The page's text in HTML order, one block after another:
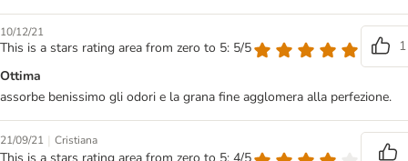
10/12/21
This is a stars rating area from zero to 5: 5/5
1
Ottima
assorbe benissimo gli odori e la grana fine agglomera alla perfezione.
21/09/21 | Cristiana